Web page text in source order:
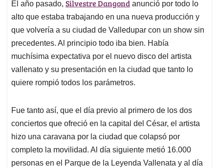
s
A
p
p
b
o
o
k
e
d
I
n
l
a
d
s
El año pasado, Silvestre Dangond anunció por todo lo
alto que estaba trabajando en una nueva producción y
que volvería a su ciudad de Valledupar con un show sin
precedentes. Al principio todo iba bien. Había
muchísima expectativa por el nuevo disco del artista
vallenato y su presentación en la ciudad que tanto lo
quiere rompió todos los parámetros.
Fue tanto así, que el día previo al primero de los dos
conciertos que ofreció en la capital del César, el artista
hizo una caravana por la ciudad que colapsó por
completo la movilidad. Al día siguiente metió 16.000
personas en el Parque de la Leyenda Vallenata y al día